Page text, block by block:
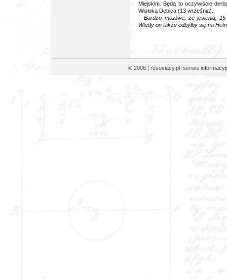
Miejskim. Będą to oczywiście
Wisłoką Dębica (13 września).
–Bardzo możliwe, że jesienią,
Wtedy on także odbyłby się na
© 2006 | resoviacy.pl serwis